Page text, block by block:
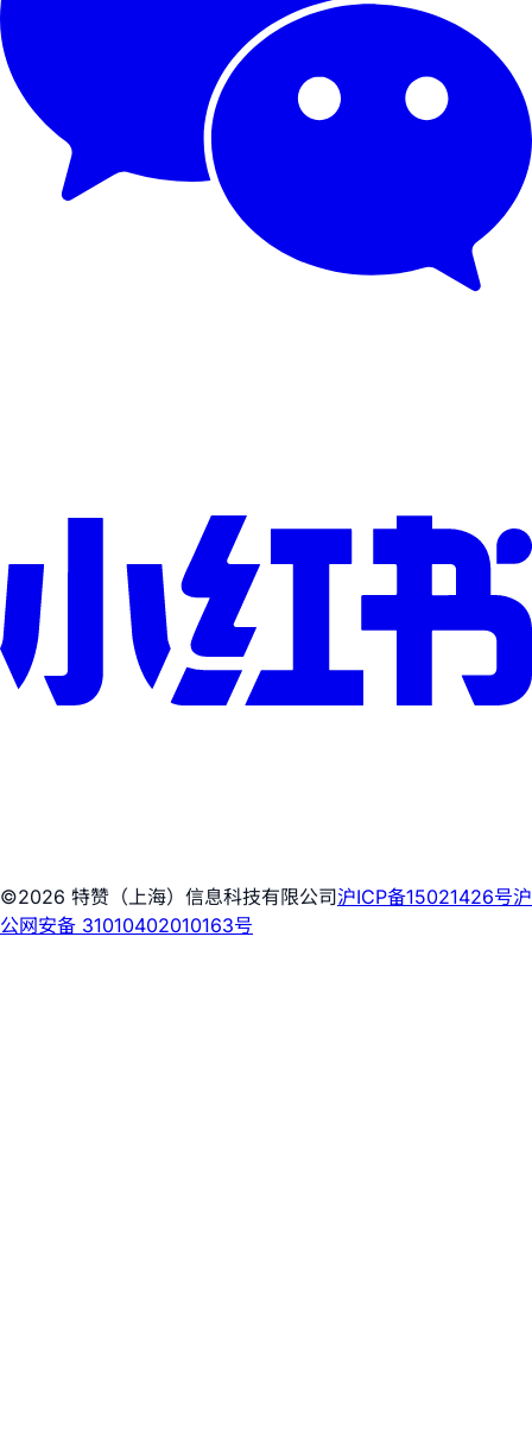
©2026 特赞（上海）信息科技有限公司沪ICP备15021426号沪
公网安备 31010402010163号